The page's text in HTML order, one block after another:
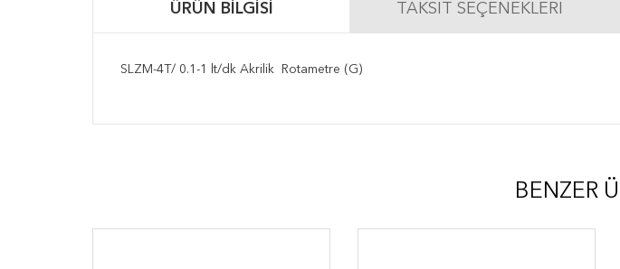
ÜRÜN BILGISI TAKSIT SEÇENEKLERI
SLZM-4T/ 0.1-1 lt/dk Akrilik Rotametre (G)
BENZER